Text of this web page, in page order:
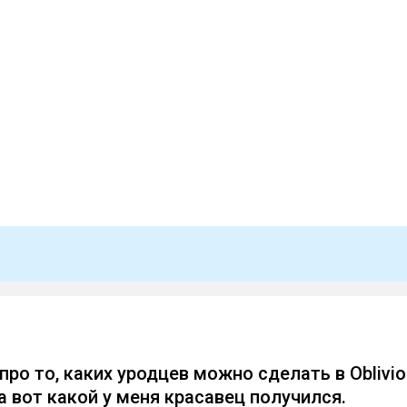
то, каких уродцев можно сделать в
вот какой у меня красавец получился.